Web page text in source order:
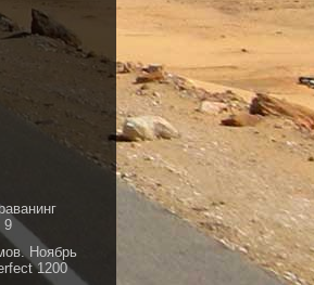
9
Ноябрь
1200